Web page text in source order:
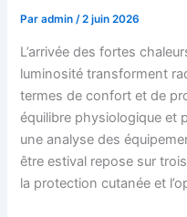
Paradmin/2 juin 2026
L’arrivée des fortes
luminosité transforment
termes de confort et de
équilibre physiologique et
une analyse des
être estival repose sur
la protection cutanée et